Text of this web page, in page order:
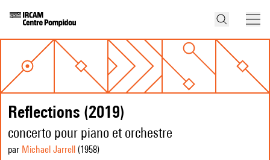
Reflections (2019)
concerto pour piano et orchestre
par Michael Jarrell (1958)